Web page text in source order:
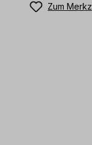
Zum